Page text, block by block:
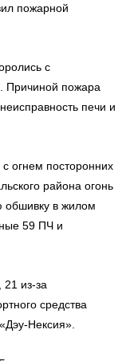
пожарной
с
Причиной пожара
печи и
огнем посторонних
района огонь
обшивку в жилом
59 ПЧ и
из-за
средства
Нексия».